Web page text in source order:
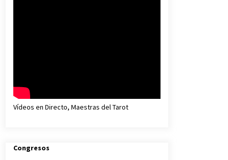
Vídeos en Directo, Maestras del Tarot
Congresos